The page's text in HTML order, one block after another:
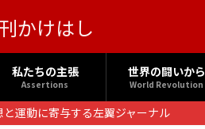
私たちの主張
Assertions
世界の闘いから
World Revolution
運動に寄与する左翼ジャーナル